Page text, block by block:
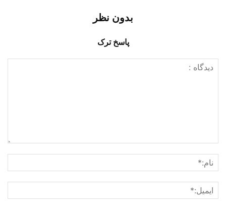
بدون نظر
پاسخ ترک